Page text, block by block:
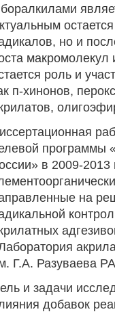
но и
роль и
п-хинонов,
программы
в 2009-2013
на
Г.А. Разуваева
и задачи
добавок